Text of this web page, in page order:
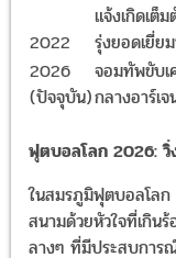
2022
แจ้งเกิดเต็
รุ่งยอดเยี่ย
2026
(ปัจจุบัน)
จอมทัพขับ
กลางอาร์เ
ฟุตบอลโลก 2026: วิ่
ในสมรภูมิฟุตบอลโล
สนามด้วยหัวใจที่เกิน
ลางๆ ที่มีประสบการ